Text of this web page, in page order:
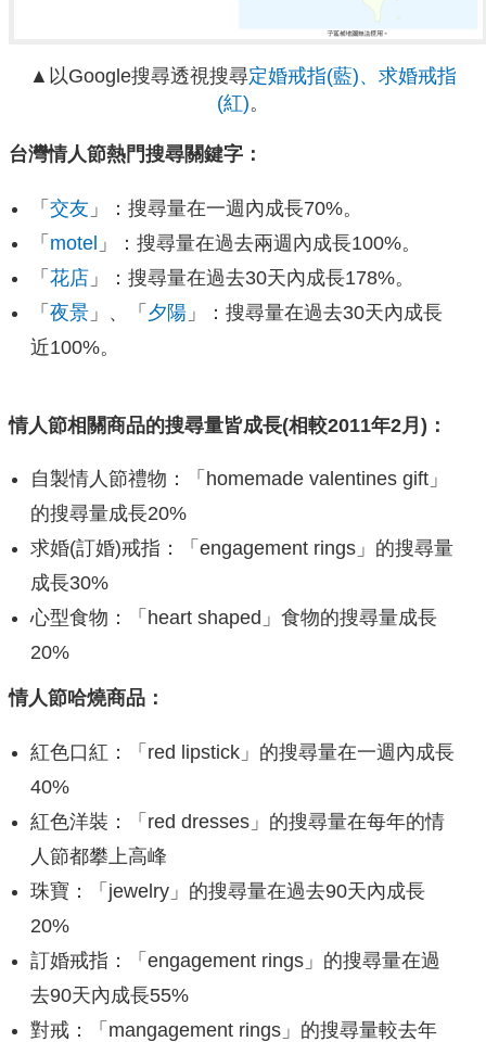
▲以Google搜尋透視搜尋定婚戒指(藍)、求婚戒指
(紅)。
台灣情人節熱門搜尋關鍵字：
「 交友 」：搜尋量在一週內成長70%。
「 motel 」：搜尋量在過去兩週內成長100%。
「 花店 」：搜尋量在過去30天內成長178%。
「 夜景 」、「 夕陽 」：搜尋量在過去30天內成長
近100%。
情人節相關商品的搜尋量皆成長(相較2011年2月) ：
自製情人節禮物：「homemade valentines gift」
的搜尋量成長20%
求婚(訂婚)戒指：「engagement rings」的搜尋量
成長30%
心型食物：「heart shaped」食物的搜尋量成長
20%
情人節哈燒商品：
紅色口紅：「red lipstick」的搜尋量在一週內成長
40%
紅色洋裝：「red dresses」的搜尋量在每年的情
人節都攀上高峰
珠寶：「jewelry」的搜尋量在過去90天內成長
20%
訂婚戒指：「engagement rings」的搜尋量在過
去90天內成長55%
對戒：「mangagement rings」的搜尋量較去年